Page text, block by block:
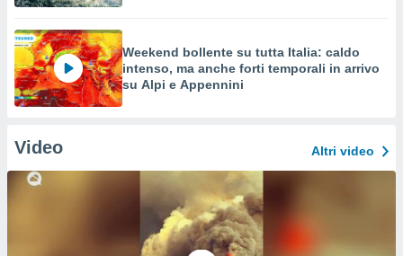
Weekend bollente su tutta Italia: caldo
intenso, ma anche forti temporali in arrivo
su Alpi e Appennini
Video Altri video